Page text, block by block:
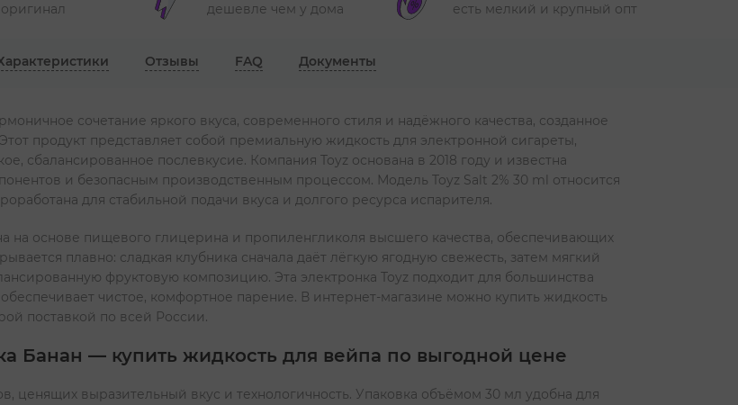
дешевле чем у дома
есть мелкий и крупный опт
Отзывы FAQ Документы
сочетание яркого вкуса, современного стиля и надёжного качества, созданное
продукт представляет собой премиальную жидкость для электронной сигареты,
сбалансированное послевкусие. Компания Toyz основана в 2018 году и известна
и безопасным производственным процессом. Модель Toyz Salt 2% 30 ml относится
для стабильной подачи вкуса и долгого ресурса испарителя.
на основе пищевого глицерина и пропиленгликоля высшего качества, обеспечивающих
плавно: сладкая клубника сначала даёт лёгкую ягодную свежесть, затем мягкий
фруктовую композицию. Эта электронка Toyz подходит для большинства
чистое, комфортное парение. В интернет-магазине можно купить жидкость
поставкой по всей России.
Банан — купить жидкость для вейпа по выгодной цене
ценящих выразительный вкус и технологичность. Упаковка объёмом 30 мл удобна для